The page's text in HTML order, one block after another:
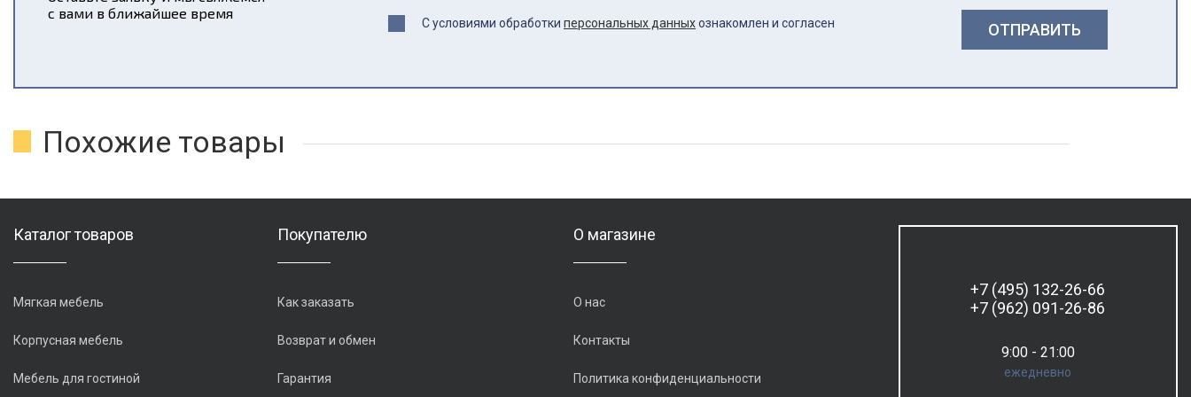
с вами в ближайшее время
С условиями обработки персональных данныхознакомлен и согласен ОТПРАВИТЬ
Похожие товары
Каталог товаров
Мягкая мебель
Корпусная мебель
Мебель для гостиной
Покупателю
Как заказать
Возврат и обмен
Гарантия
О магазине
О нас
Контакты
Политика конфиденциальности
+7 (495) 132-26-66
+7 (962) 091-26-86
9:00 - 21:00
ежедневно